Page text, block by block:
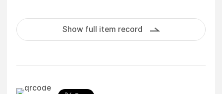
Show full item record